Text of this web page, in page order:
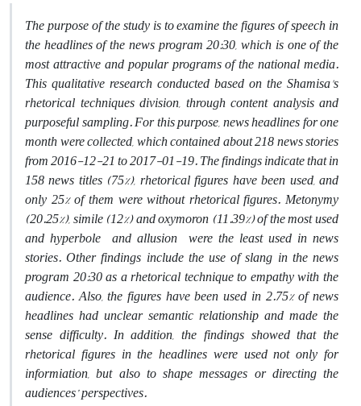
The purpose of the study is to examine the figures of speech in
the headlines of the news program 20:30, which is one of the
most attractive and popular programs of the national media.
This qualitative research conducted based on the Shamisa's
rhetorical techniques division, through content analysis and
purposeful sampling. For this purpose, news headlines for one
month were collected, which contained about 218 news stories
from 2016-12-21 to 2017-01-19. The findings indicate that in
158 news titles (75%), rhetorical figures have been used, and
only 25% of them were without rhetorical figures. Metonymy
(20.25%), simile (12%) and oxymoron (11.39%) of the most used
and hyperbole and allusion were the least used in news
stories. Other findings include the use of slang in the news
program 20:30 as a rhetorical technique to empathy with the
audience. Also, the figures have been used in 2.75% of news
headlines had unclear semantic relationship and made the
sense difficulty. In addition, the findings showed that the
rhetorical figures in the headlines were used not only for
informiation, but also to shape messages or directing the
audiences’ perspectives.